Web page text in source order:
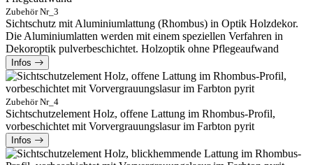
Zubehör Nr_3
Sichtschutz mit Aluminiumlattung (Rhombus) in Optik Holzdekor.
Die Aluminiumlatten werden mit einem speziellen Verfahren in
Dekoroptik pulverbeschichtet. Holzoptik ohne Pflegeaufwand
Infos
Zubehör Nr_4
Sichtschutzelement Holz, offene Lattung im Rhombus-Profil,
vorbeschichtet mit Vorvergrauungslasur im Farbton pyrit
Infos